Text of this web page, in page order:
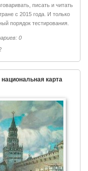
писать и читать
с 2015 года. И только
порядок тестирования.
0
карта